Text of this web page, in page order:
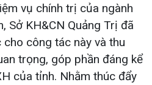
vụ chính trị của ngành
Sở KH&CN Quảng Trị đã
công tác này và thu
trọng, góp phần đáng kể
của tỉnh. Nhằm thúc đẩy